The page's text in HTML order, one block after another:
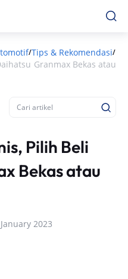
/Tips & Rekomendasi/
Granmax Bekas atau
Pilih Beli
Bekas atau
2023